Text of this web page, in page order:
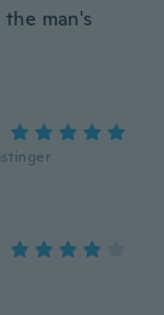
man's